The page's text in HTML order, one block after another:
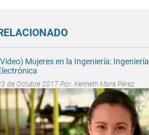
Mujeres en la Ingeniería: Ingeniería
de Octubre 2017 Por: Kenneth Mora Pérez